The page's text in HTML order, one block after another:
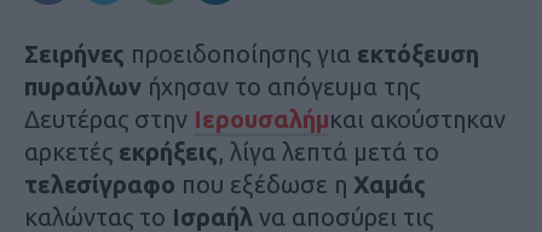
Σειρήνες προειδοποίησης για εκτόξευση
πυραύλων ήχησαν το απόγευμα της
Δευτέρας στην Ιερουσαλήμκαι ακούστηκαν
αρκετές εκρήξεις, λίγα λεπτά μετά το
τελεσίγραφο που εξέδωσε η Χαμάς
καλώντας το Ισραήλ να αποσύρει τις